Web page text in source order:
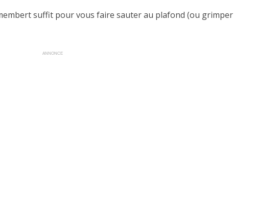
suffit pour vous faire sauter au plafond (ou grimper
ANNONCE